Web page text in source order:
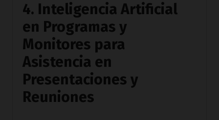
4. Inteligencia Artificial
en Programas y
Monitores para
Asistencia en
Presentaciones y
Reuniones